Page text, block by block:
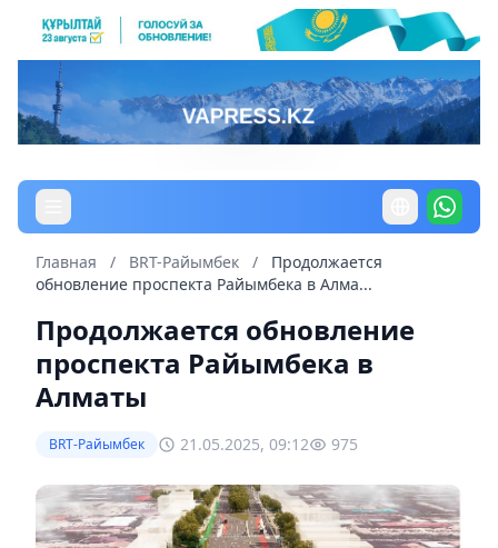
Главная / BRT-Райымбек /
Продолжается
обновление проспекта Райымбека в Алма...
Продолжается обновление
проспекта Райымбека в
Алматы
BRT-Райымбек 21.05.2025, 09:12 975